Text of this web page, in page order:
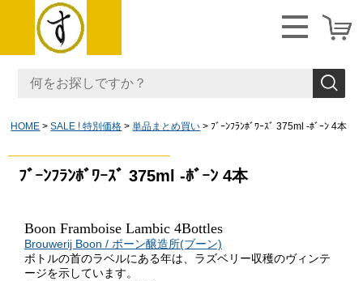
HOME SALE ! 特別価格 単品まとめ買い ﾌﾞｰﾝﾌﾗﾝﾎﾞﾜｰｽﾞ 375ml -ﾎﾞｰﾝ 4本
ﾌﾞｰﾝﾌﾗﾝﾎﾞﾜｰｽﾞ 375ml -ﾎﾞｰﾝ 4本
Boon Framboise Lambic 4Bottles
Brouwerij Boon / ボーン醸造所(ブーン)
ボトルの首のラベルにある年は、ラズベリー収穫のヴィンテ
ージを示しています。